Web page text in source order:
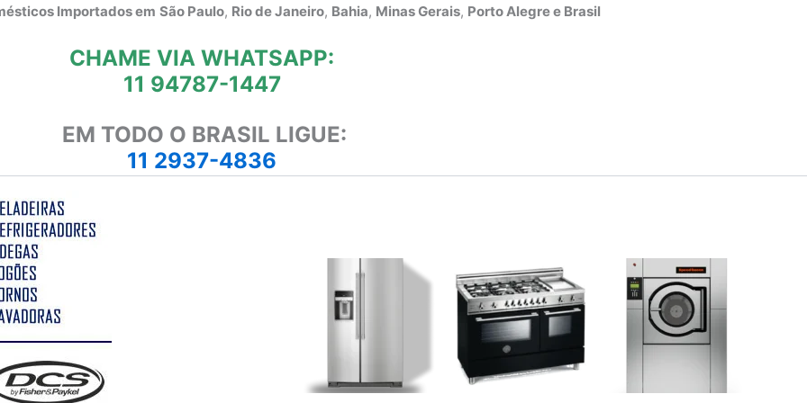
Importados em São Paulo, Rio de Janeiro, Bahia, Minas Gerais, Porto Alegre e Brasil
CHAME VIA WHATSAPP:
11 94787-1447
EM TODO O BRASIL LIGUE:
11 2937-4836